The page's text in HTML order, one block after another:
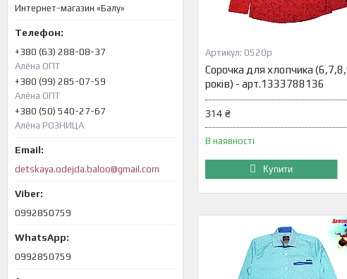
Интернет-магазин «Балу»
+380 (63) 288-08-37
Алёна ОПТ
+380 (99) 285-07-59
Алёна ОПТ
+380 (50) 540-27-67
Алёна РОЗНИЦА
detskaya.odejda.baloo@gmail.com
0992850759
0992850759
0520р
Сорочка для хлопчика
років) - арт.1333788136
314 ₴
В наявності
Купити